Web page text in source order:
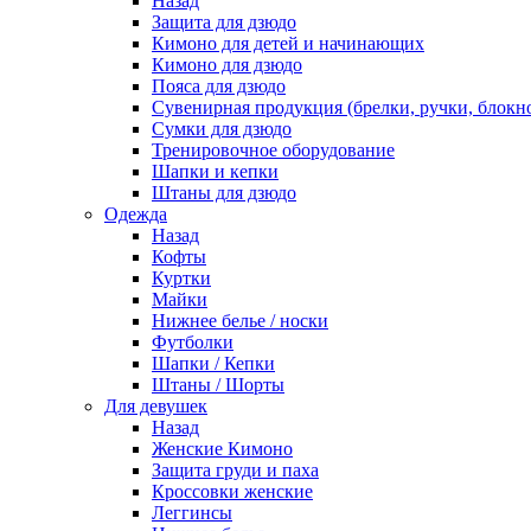
Защита для дзюдо
Кимоно для детей и начинающих
Кимоно для дзюдо
Пояса для дзюдо
Сувенирная продукция (брелки, ручки,
Сумки для дзюдо
Тренировочное оборудование
Шапки и кепки
Штаны для дзюдо
Одежда
Назад
Кофты
Куртки
Майки
Нижнее белье / носки
Футболки
Шапки / Кепки
Штаны / Шорты
Для девушек
Назад
Женские Кимоно
Защита груди и паха
Кроссовки женские
Леггинсы